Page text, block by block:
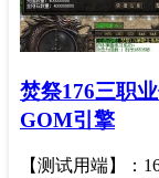
焚祭176三职
GOM引擎
【测试用端】：